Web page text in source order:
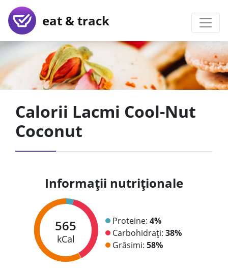
eat & track
Calorii Lacmi Cool-Nut
Coconut
Informații nutriționale
565
kCal
Proteine: 4%
Carbohidrați: 38%
Grăsimi: 58%